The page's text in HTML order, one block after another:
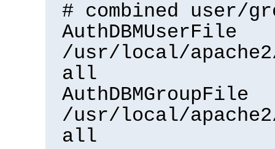
# combined user/
AuthDBMUserFile
/usr/local/
all
AuthDBMGroupFile
/usr/local/
all